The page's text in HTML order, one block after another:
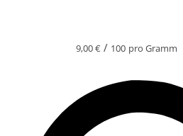
9,00€ / 100 pro Gramm